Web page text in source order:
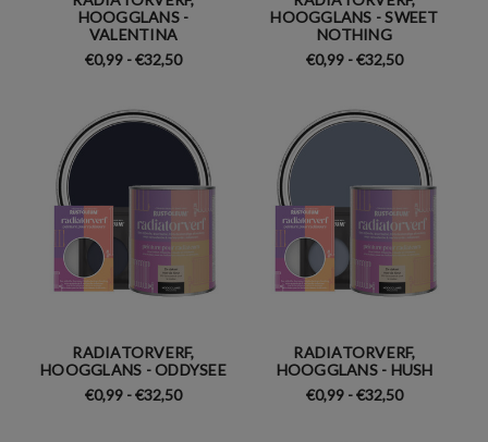
HOOGGLANS -
VALENTINA
€0,99 - €32,50
HOOGGLANS - SWEET
NOTHING
€0,99 - €32,50
RADIATORVERF,
HOOGGLANS - ODDYSEE
€0,99 - €32,50
RADIATORVERF,
HOOGGLANS - HUSH
€0,99 - €32,50